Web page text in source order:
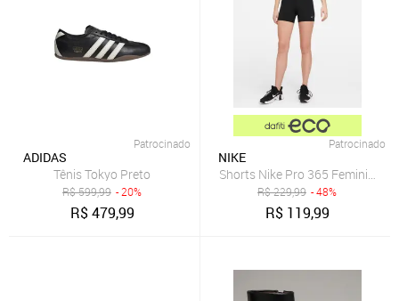
Patrocinado
ADIDAS
Tênis Tokyo Preto
R$599,99 - 20%
R$479,99
Patrocinado
NIKE
Shorts Nike Pro 365 Feminino
R$229,99 - 48%
R$ 119,99